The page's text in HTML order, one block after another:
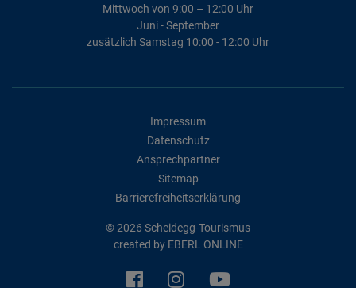
Mittwoch von 9:00 – 12:00 Uhr
Juni - September
zusätzlich Samstag 10:00 - 12:00 Uhr
Impressum
Datenschutz
Ansprechpartner
Sitemap
Barrierefreiheitserklärung
© 2026 Scheidegg-Tourismus
created by EBERL ONLINE